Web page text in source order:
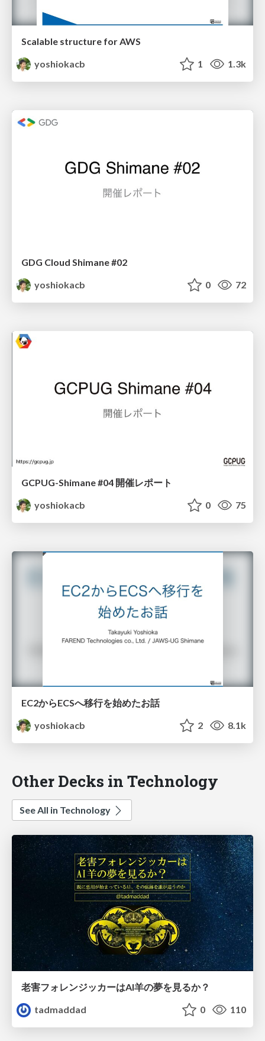
Scalable structure for AWS
yoshiokacb
1 1.3k
GDG Cloud Shimane #02
yoshiokacb
0 72
GCPUG-Shimane #04 開催レポート
yoshiokacb
0 75
EC2からECSへ移行を始めたお話
yoshiokacb
2 8.1k
Other Decks in Technology
See All in Technology
老害フォレンジッカーはAI羊の夢を見るか？
tadmaddad
0 110